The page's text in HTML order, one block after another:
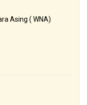
Asing ( WNA)